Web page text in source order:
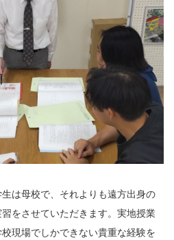
は母校で、それよりも遠方出身の
をさせていただきます。実地授業
現場でしかできない貴重な経験を